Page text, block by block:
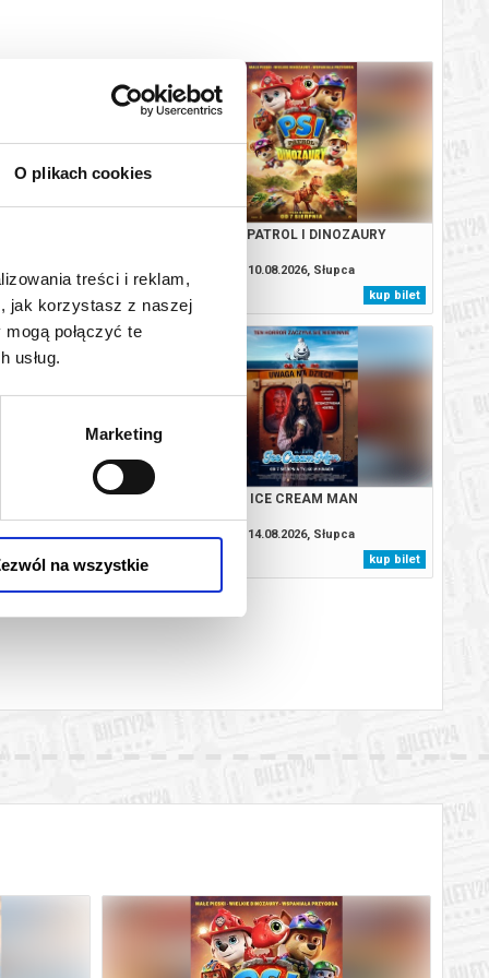
O plikach cookies
treści i reklam,
jak korzystasz z naszej
połączyć te
usług.
Marketing
na wszystkie
Słupca
PSI PATROL I DINOZAURY
10.08.2026, Słupca
kup bilet
I DINOZAURY
Słupca
kup bilet
ICE CREAM MAN
14.08.2026, Słupca
kup bilet